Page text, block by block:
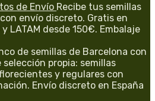
de Envío Recibe tus semillas
envío discreto. Gratis en
LATAM desde 150€. Embalaje
de semillas de Barcelona con
selección propia: semillas
y regulares con
Envío discreto en España